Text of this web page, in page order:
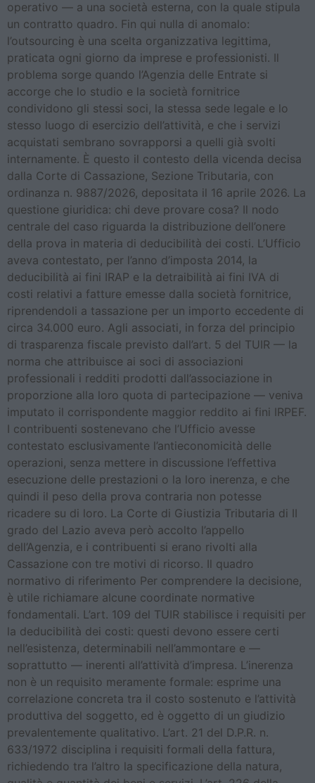
operativo — a una società esterna, con la quale stipula
un contratto quadro. Fin qui nulla di anomalo:
l’outsourcing è una scelta organizzativa legittima,
praticata ogni giorno da imprese e professionisti. Il
problema sorge quando l’Agenzia delle Entrate si
accorge che lo studio e la società fornitrice
condividono gli stessi soci, la stessa sede legale e lo
stesso luogo di esercizio dell’attività, e che i servizi
acquistati sembrano sovrapporsi a quelli già svolti
internamente. È questo il contesto della vicenda decisa
dalla Corte di Cassazione, Sezione Tributaria, con
ordinanza n. 9887/2026, depositata il 16 aprile 2026. La
questione giuridica: chi deve provare cosa? Il nodo
centrale del caso riguarda la distribuzione dell’onere
della prova in materia di deducibilità dei costi. L’Ufficio
aveva contestato, per l’anno d’imposta 2014, la
deducibilità ai fini IRAP e la detraibilità ai fini IVA di
costi relativi a fatture emesse dalla società fornitrice,
riprendendoli a tassazione per un importo eccedente di
circa 34.000 euro. Agli associati, in forza del principio
di trasparenza fiscale previsto dall’art. 5 del TUIR — la
norma che attribuisce ai soci di associazioni
professionali i redditi prodotti dall’associazione in
proporzione alla loro quota di partecipazione — veniva
imputato il corrispondente maggior reddito ai fini IRPEF.
I contribuenti sostenevano che l’Ufficio avesse
contestato esclusivamente l’antieconomicità delle
operazioni, senza mettere in discussione l’effettiva
esecuzione delle prestazioni o la loro inerenza, e che
quindi il peso della prova contraria non potesse
ricadere su di loro. La Corte di Giustizia Tributaria di II
grado del Lazio aveva però accolto l’appello
dell’Agenzia, e i contribuenti si erano rivolti alla
Cassazione con tre motivi di ricorso. Il quadro
normativo di riferimento Per comprendere la decisione,
è utile richiamare alcune coordinate normative
fondamentali. L’art. 109 del TUIR stabilisce i requisiti per
la deducibilità dei costi: questi devono essere certi
nell’esistenza, determinabili nell’ammontare e —
soprattutto — inerenti all’attività d’impresa. L’inerenza
non è un requisito meramente formale: esprime una
correlazione concreta tra il costo sostenuto e l’attività
produttiva del soggetto, ed è oggetto di un giudizio
prevalentemente qualitativo. L’art. 21 del D.P.R. n.
633/1972 disciplina i requisiti formali della fattura,
richiedendo tra l’altro la specificazione della natura,